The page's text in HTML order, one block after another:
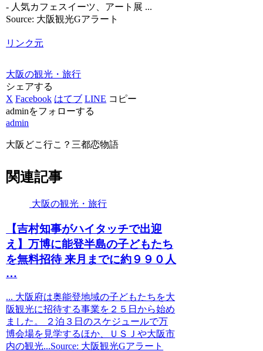
- 人気カフェスイーツ、アート展 ...
Source: 大阪観光Gアラート
リンク元
大阪の観光・旅行
シェアする
X Facebook はてブ LINE コピー
adminをフォローする
admin
大阪どこ行こ？三都恋物語
関連記事
大阪の観光・旅行
【吉村知事がハイタッチで出迎
え】万博に能登半島の子どもたち
を無料招待 来月までに約９９０人
…
... 大阪府は奥能登地域の子どもたちを大
阪観光に招待する事業を２５日から始め
ました。 ２泊３日のスケジュールで万
博会場を見学するほか、ＵＳＪや大阪市
内の観光...Source: 大阪観光Gアラート